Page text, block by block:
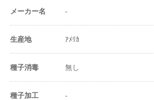
（粒数）
（粒数）
-
メーカー名 -
生産地 ｱﾒﾘｶ
種子消毒 無し
種子加工 -